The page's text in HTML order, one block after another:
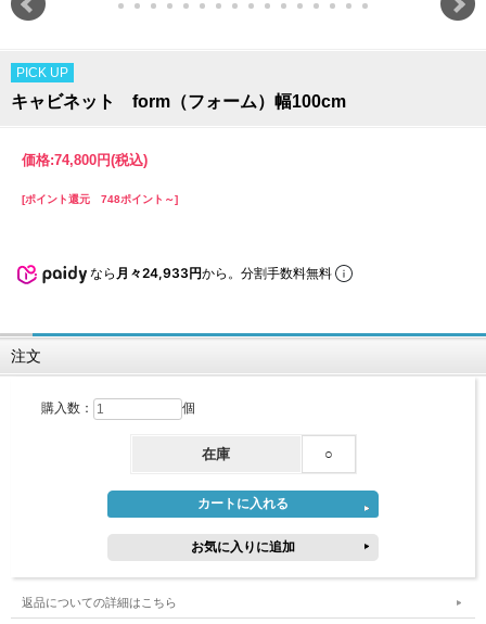
PICK UP
キャビネット form（フォーム）幅100cm
価格:74,800円(税込)
[ポイント還元 748ポイント～]
なら 月々24,933円から。分割手数料無料
注文
購入数： 個
在庫 ○
返品についての詳細はこちら